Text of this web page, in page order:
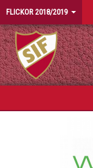
FLICKOR 2018/2019